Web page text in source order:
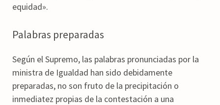
equidad».
Palabras preparadas
Según el Supremo, las palabras pronunciadas por la
ministra de Igualdad han sido debidamente
preparadas, no son fruto de la precipitación o
inmediatez propias de la contestación a una